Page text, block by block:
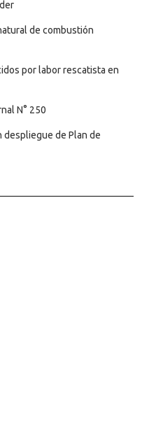
de combustión
por labor rescatista en
N° 250
despliegue de Plan de